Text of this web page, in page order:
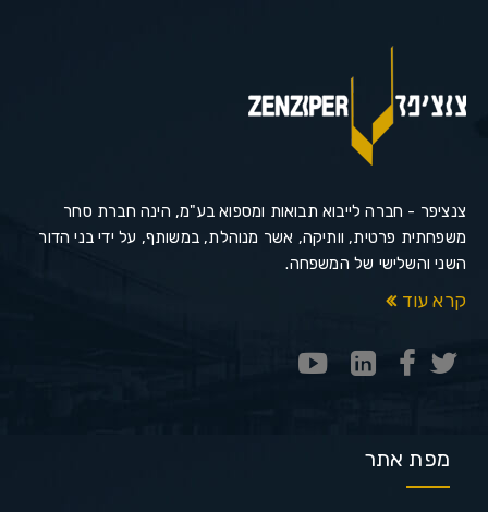
צנציפר - חברה לייבוא תבואות ומספוא בע"מ, הינה חברת סחר
משפחתית פרטית, וותיקה, אשר מנוהלת, במשותף, על ידי בני הדור
השני והשלישי של המשפחה.
קרא עוד
מפת אתר